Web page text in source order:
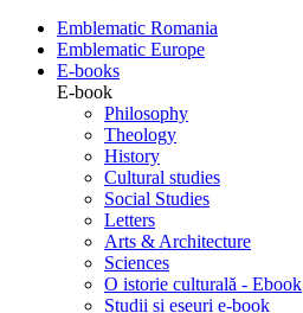
Emblematic Romania
Emblematic Europe
E-books
E-book
Philosophy
Theology
History
Cultural studies
Social Studies
Letters
Arts & Architecture
Sciences
O istorie culturală - Ebook
Studii si eseuri e-book